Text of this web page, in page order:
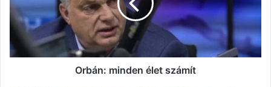
Orbán: minden élet számít